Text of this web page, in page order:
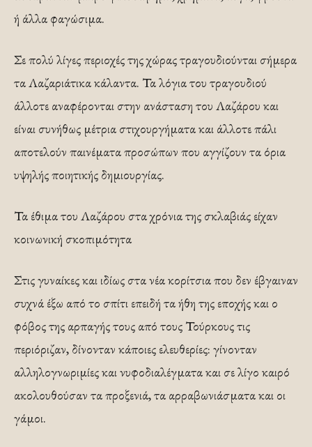
ή άλλα φαγώσιμα.
Σε πολύ λίγες περιοχές της χώρας τραγουδιούνται σήμερα
τα Λαζαριάτικα κάλαντα. Τα λόγια του τραγουδιού
άλλοτε αναφέρονται στην ανάσταση του Λαζάρου και
είναι συνήθως μέτρια στιχουργήματα και άλλοτε πάλι
αποτελούν παινέματα προσώπων που αγγίζουν τα όρια
υψηλής ποιητικής δημιουργίας.
Τα έθιμα του Λαζάρου στα χρόνια της σκλαβιάς είχαν
κοινωνική σκοπιμότητα
Στις γυναίκες και ιδίως στα νέα κορίτσια που δεν έβγαιναν
συχνά έξω από το σπίτι επειδή τα ήθη της εποχής και ο
φόβος της αρπαγής τους από τους Τούρκους τις
περιόριζαν, δίνονταν κάποιες ελευθερίες: γίνονταν
αλληλογνωριμίες και νυφοδιαλέγματα και σε λίγο καιρό
ακολουθούσαν τα προξενιά, τα αρραβωνιάσματα και οι
γάμοι.